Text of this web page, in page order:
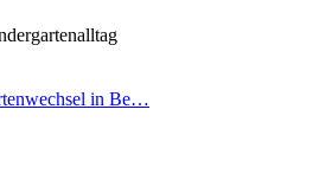
in Be…